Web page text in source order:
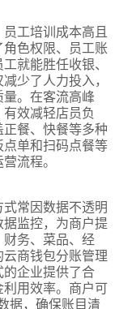
工培训成本高且
色权限、员工账
就能胜任收银、
少了人力投入，
。在客流高峰
效减轻店员负
餐、快餐等多种
单和扫码点餐等
流程。
常因数据不透明
监控，为商户提
务、菜品、经
商钱包分账管理
企业提供了合
用效率。商户可
据，确保账目清